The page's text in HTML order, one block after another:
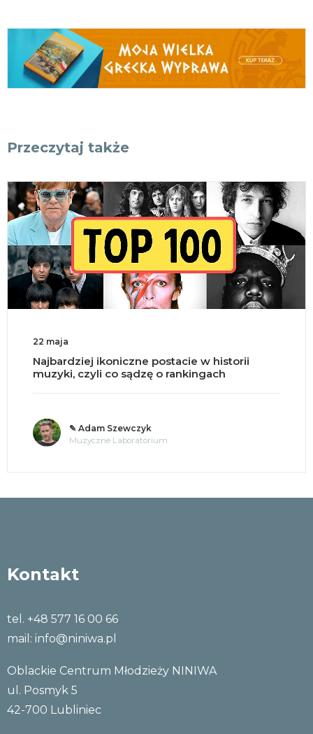
Przeczytaj także
18 maja
Split brain, czyli co się dzieje po przecięciu
mózgu na pół?
✎ o. Andrzej Jastrzębski OMI
Tajemnice umysłu
Kontakt
tel. +48 577 16 00 66
mail: info@niniwa.pl
Oblackie Centrum Młodzieży NINIWA
ul. Posmyk 5
42-700 Lubliniec